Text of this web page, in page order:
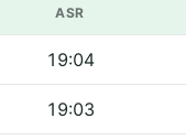
ASR
19:04
19:03